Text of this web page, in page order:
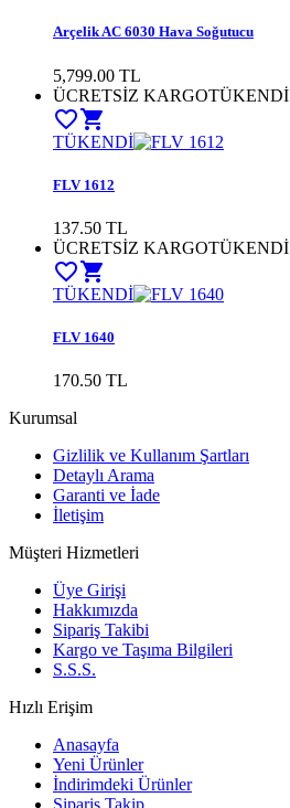
Arçelik AC 6030 Hava Soğutucu
5,799.00 TL
ÜCRETSİZ KARGOTÜKENDİ
favorite_bordershopping_cart
TÜKENDİ
FLV 1612
137.50 TL
ÜCRETSİZ KARGOTÜKENDİ
favorite_bordershopping_cart
TÜKENDİ
FLV 1640
170.50 TL
Kurumsal
Gizlilik ve Kullanım Şartları
Detaylı Arama
Garanti ve İade
İletişim
Müşteri Hizmetleri
Üye Girişi
Hakkımızda
Sipariş Takibi
Kargo ve Taşıma Bilgileri
S.S.S.
Hızlı Erişim
Anasayfa
Yeni Ürünler
İndirimdeki Ürünler